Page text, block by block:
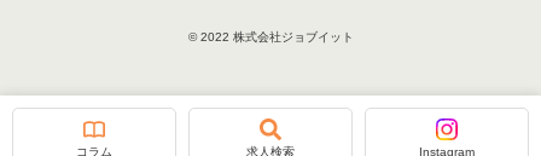
コラム 求人検索 Instagram
© 2022 株式会社ジョブイット